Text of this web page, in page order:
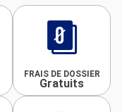
FRAIS DE DOSSIER
Gratuits